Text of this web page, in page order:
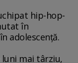
hip-hop-
în
adolescenţă.
luni mai târziu,